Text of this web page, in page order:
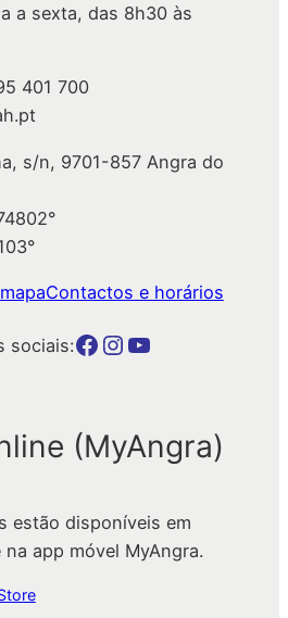
a sexta, das 8h30 às
401 700
s/n, 9701-857 Angra do
Contactos e horários
sociais:Botão para a página da autarquia no Facebook Botão para a página da autarquia no Instagram Botão para a página da autarquia no Youtube
(MyAngra)
estão disponíveis em
app móvel MyAngra.